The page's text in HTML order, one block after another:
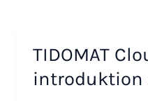
TIDOMAT